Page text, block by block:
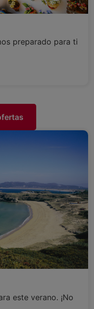
preparado para ti
este verano. ¡No